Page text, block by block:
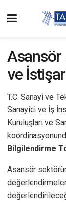
Asansör
ve
T.C. Sanayi ve
Sanayici ve İş
Kuruluşları ve
Bilgilendirme
Asansör